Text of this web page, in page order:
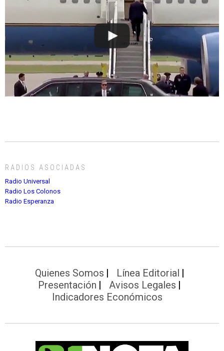
RADIOS ASOCIADAS
Radio Universal
Radio Los Colonos
Radio Esperanza
Quienes Somos
Línea Editorial
Presentación
Avisos Legales
Indicadores Económicos